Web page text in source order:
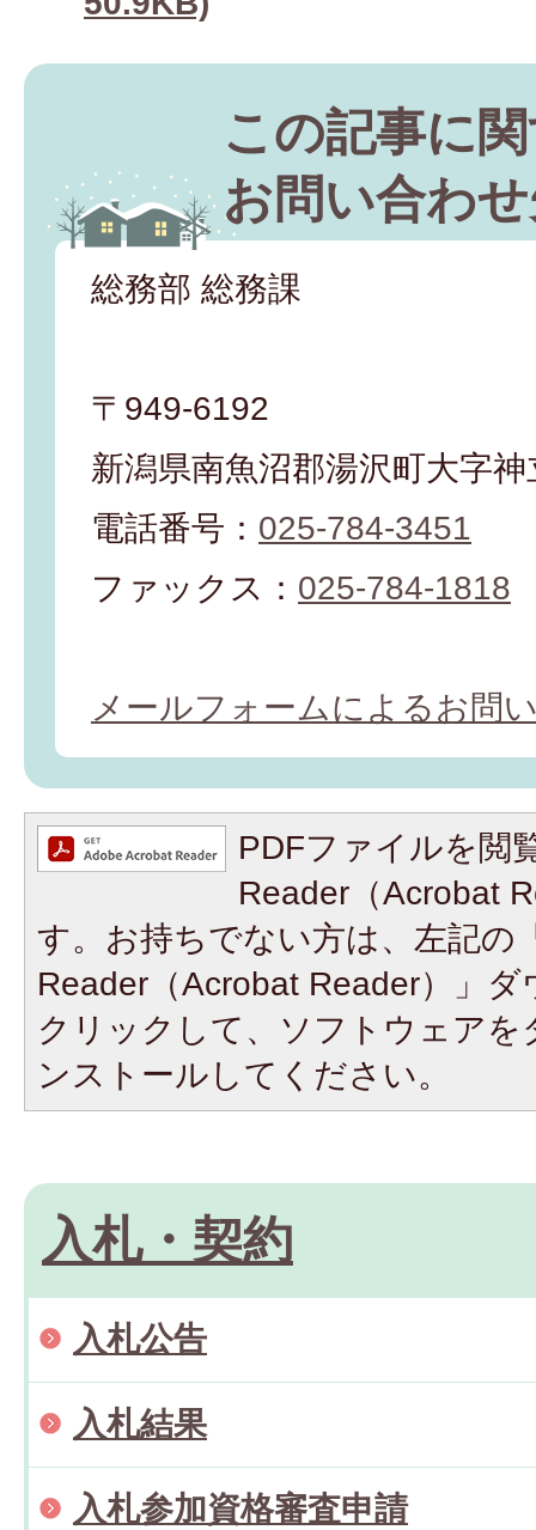
この記事に
お問い合わ
総務部 総務課
〒949-6192
新潟県南魚沼郡湯沢町大字
電話番号： 025-784-3451
ファックス： 025-784-1818
メールフォームによるお問
PDFファイルを閲
Reader（Acrobat
す。お持ちでない方は、左記の
Reader（Acrobat Reader）」
クリックして、ソフトウェア
ンストールしてください。
入札・契約
入札公告
入札結果
入札参加資格審査申請